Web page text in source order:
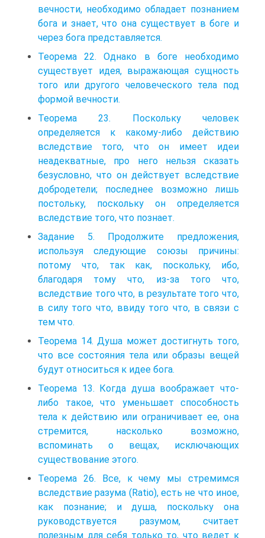
вечности, необходимо обладает познанием
бога и знает, что она существует в боге и
через бога представляется.
Теорема 22. Однако в боге необходимо
существует идея, выражающая сущность
того или другого человеческого тела под
формой вечности.
Теорема 23. Поскольку человек
определяется к какому-либо действию
вследствие того, что он имеет идеи
неадекватные, про него нельзя сказать
безусловно, что он действует вследствие
добродетели; последнее возможно лишь
постольку, поскольку он определяется
вследствие того, что познает.
Задание 5. Продолжите предложения,
используя следующие союзы причины:
потому что, так как, поскольку, ибо,
благодаря тому что, из-за того что,
вследствие того что, в результате того что,
в силу того что, ввиду того что, в связи с
тем что.
Теорема 14. Душа может достигнуть того,
что все состояния тела или образы вещей
будут относиться к идее бога.
Теорема 13. Когда душа воображает что-
либо такое, что уменьшает способность
тела к действию или ограничивает ее, она
стремится, насколько возможно,
вспоминать о вещах, исключающих
существование этого.
Теорема 26. Все, к чему мы стремимся
вследствие разума (Ratio), есть не что иное,
как познание; и душа, поскольку она
руководствуется разумом, считает
полезным для себя только то, что ведет к